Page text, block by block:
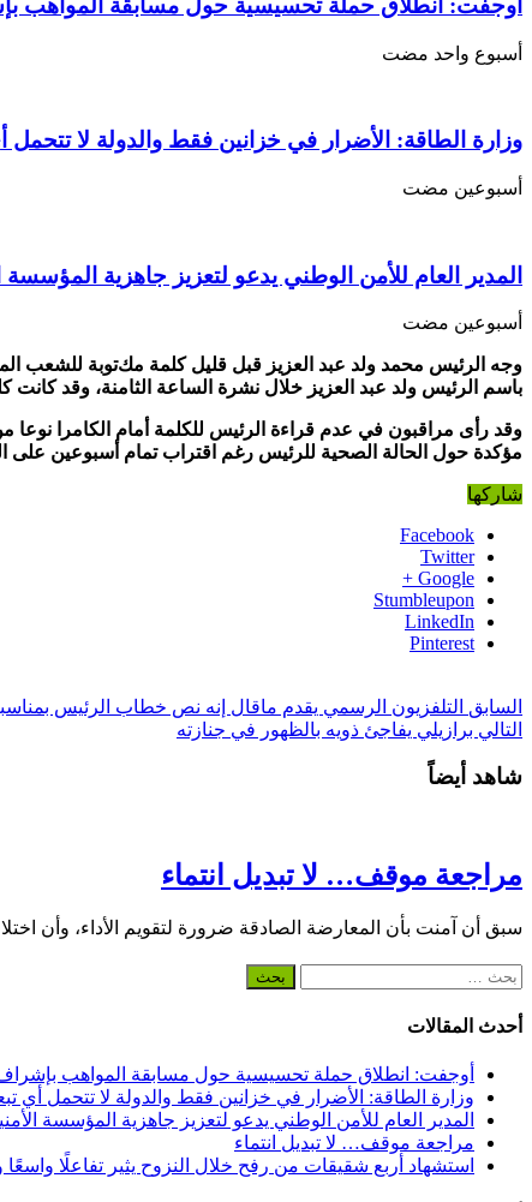
في
العيد
أوجفت: انطلاق حملة تحسيسية حول مسابقة المواهب
‏أسبوع واحد مضت
وزارة الطاقة: الأضرار في خزانين فقط والدولة لا تتحمل
‏أسبوعين مضت
المدير العام للأمن الوطني يدعو لتعزيز جاهزية المؤسسة
‏أسبوعين مضت
وجه الرئيس محمد ولد عبد العزيز قبل قليل كلمة مكتوبة للشعب
باسم الرئيس ولد عبد العزيز خلال نشرة الساعة الثامنة، وقد كانت
وقد رأى مراقبون في عدم قراءة الرئيس للكلمة أمام الكامرا
مؤكدة حول الحالة الصحية للرئيس رغم اقتراب تمام أسبوعين على
شاركها
Facebook
Twitter
Google +
Stumbleupon
LinkedIn
Pinterest
السابق التلفزيون الرسمي يقدم ماقال إنه نص خطاب الرئيس
التالي برازيلي يفاجئ ذويه بالظهور في جنازته
شاهد أيضاً
مراجعة موقف… لا تبديل انتماء
سبق أن آمنت بأن المعارضة الصادقة ضرورة لتقويم الأداء، وأن
البحث
أحدث المقالات
أوجفت: انطلاق حملة تحسيسية حول مسابقة المواهب
وزارة الطاقة: الأضرار في خزانين فقط والدولة لا تتحمل أي
المدير العام للأمن الوطني يدعو لتعزيز جاهزية المؤسسة
مراجعة موقف… لا تبديل انتماء
استشهاد أربع شقيقات من رفح خلال النزوح يثير تفاعلًا